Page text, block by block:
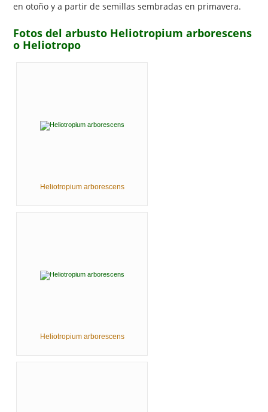
en otoño y a partir de semillas sembradas en primavera.
Fotos del arbusto Heliotropium arborescens
o Heliotropo
Heliotropium arborescens
Heliotropium arborescens